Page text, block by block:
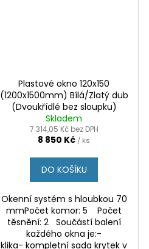
Plastové okno 120x150
(1200x1500mm) Bílá/Zlatý dub
(Dvoukřídlé bez sloupku)
Kömmerling 70 AD
Skladem
7 314,05 Kč bez DPH
8 850 Kč / ks
DO KOŠÍKU
Okenní systém s hloubkou 70
mmPočet komor: 5 Počet
těsnění: 2 Součástí balení
každého okna je:-
klika- kompletní sada krytek v